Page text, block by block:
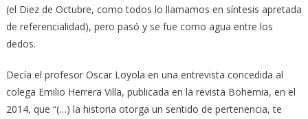
(el Diez de Octubre, como todos lo llamamos en síntesis apretada
de referencialidad), pero pasó y se fue como agua entre los
dedos.
Decía el profesor Oscar Loyola en una entrevista concedida al
colega Emilio Herrera Villa, publicada en la revista Bohemia, en el
2014, que “(…) la historia otorga un sentido de pertenencia, te